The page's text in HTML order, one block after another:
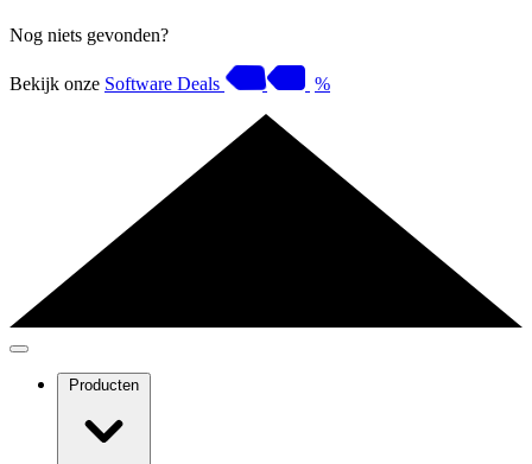
Nog niets gevonden?
Bekijk onze Software Deals %
Producten